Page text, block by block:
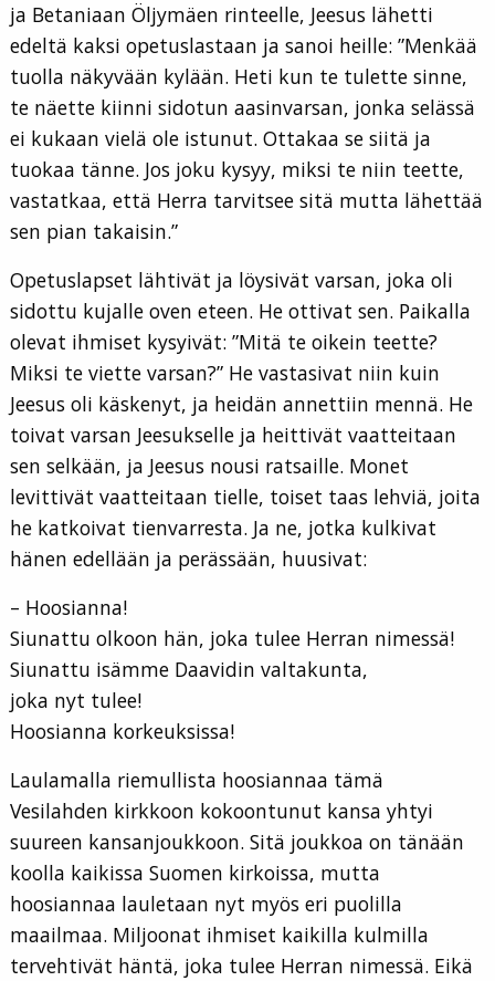
ja Betaniaan Öljymäen rinteelle, Jeesus lähetti
edeltä kaksi opetuslastaan ja sanoi heille: ”Menkää
tuolla näkyvään kylään. Heti kun te tulette sinne,
te näette kiinni sidotun aasinvarsan, jonka selässä
ei kukaan vielä ole istunut. Ottakaa se siitä ja
tuokaa tänne. Jos joku kysyy, miksi te niin teette,
vastatkaa, että Herra tarvitsee sitä mutta lähettää
sen pian takaisin.”
Opetuslapset lähtivät ja löysivät varsan, joka oli
sidottu kujalle oven eteen. He ottivat sen. Paikalla
olevat ihmiset kysyivät: ”Mitä te oikein teette?
Miksi te viette varsan?” He vastasivat niin kuin
Jeesus oli käskenyt, ja heidän annettiin mennä. He
toivat varsan Jeesukselle ja heittivät vaatteitaan
sen selkään, ja Jeesus nousi ratsaille. Monet
levittivät vaatteitaan tielle, toiset taas lehviä, joita
he katkoivat tienvarresta. Ja ne, jotka kulkivat
hänen edellään ja perässään, huusivat:
– Hoosianna!
Siunattu olkoon hän, joka tulee Herran nimessä!
Siunattu isämme Daavidin valtakunta,
joka nyt tulee!
Hoosianna korkeuksissa!
Laulamalla riemullista hoosiannaa tämä
Vesilahden kirkkoon kokoontunut kansa yhtyi
suureen kansanjoukkoon. Sitä joukkoa on tänään
koolla kaikissa Suomen kirkoissa, mutta
hoosiannaa lauletaan nyt myös eri puolilla
maailmaa. Miljoonat ihmiset kaikilla kulmilla
tervehtivät häntä, joka tulee Herran nimessä. Eikä